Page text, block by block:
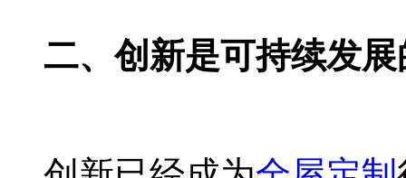
二、创新是可持续发